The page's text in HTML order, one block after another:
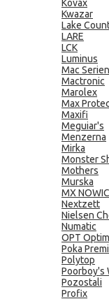
Kovax
Kwazar
Lake
LARE
LCK
Luminus
Mac Serien
Mactronic
Marolex
Max
Maxifi
Meguiar's
Menzerna
Mirka
Monster
Mothers
Murska
MX
Nextzett
Nielsen
Numatic
OPT
Poka
Polytop
Poorboy's
Pozostali
Profix